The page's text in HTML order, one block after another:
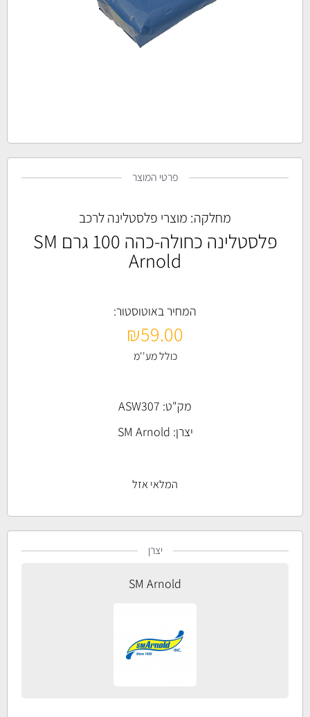
פרטי המוצר
מחלקה: מוצרי פלסטלינה לרכב
פלסטלינה כחולה-כהה 100 גרם SM
Arnold
המחיר באוטוסטור:
₪59.00
כולל מע''מ
מק"ט: ASW307
יצרן: SM Arnold
המלאי אזל
יצרן
SM Arnold